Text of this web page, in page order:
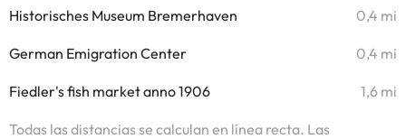
Historisches Museum Bremerhaven 0,4 mi
German Emigration Center 0,4 mi
Fiedler's fish market anno 1906 1,6 mi
Todas las distancias se calculan en línea recta. Las